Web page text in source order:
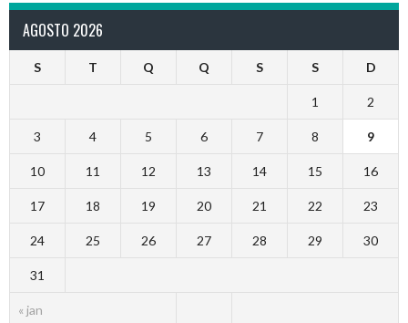
AGOSTO 2026
S T Q Q S S D
« jan
1 2
3 4 5 6 7 8 9
10 11 12 13 14 15 16
17 18 19 20 21 22 23
24 25 26 27 28 29 30
31